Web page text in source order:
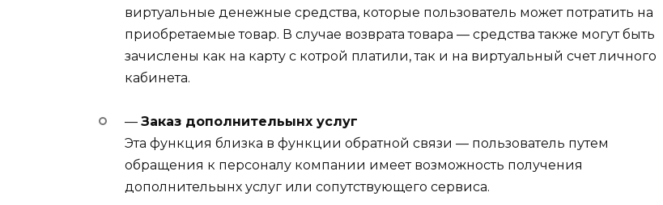
виртуальные денежные средства, которые пользователь может потратить на
приобретаемые товар. В случае возврата товара — средства также могут быть
зачислены как на карту с котрой платили, так и на виртуальный счет личного
кабинета.
— Заказ дополнительынх услуг
Эта функция близка в функции обратной связи — пользователь путем
обращения к персоналу компании имеет возможность получения
дополнительынх услуг или сопутствующего сервиса.